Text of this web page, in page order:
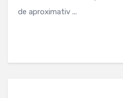
de aproximativ ...